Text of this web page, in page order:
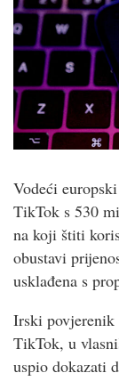
Vodeći
TikTok s 530
na koji štiti
obustavi
usklađena s
Irski povjerenik
TikTok, u
uspio dokazati